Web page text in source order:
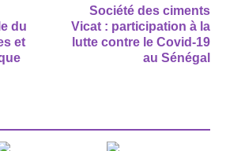
du
et
Société des ciments
Vicat : participation à la
lutte contre le Covid-19
au Sénégal